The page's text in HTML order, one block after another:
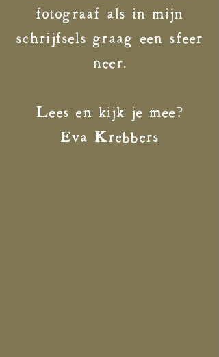
fotograaf als in mijn
schrijfsels graag een sfeer
neer.
Lees en kijk je mee?
Eva Krebbers